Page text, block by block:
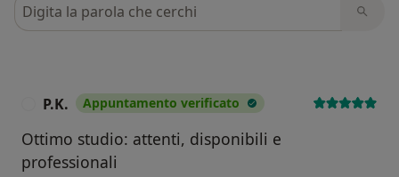
P.K. Appuntamento verificato
Ottimo studio: attenti, disponibili e
professionali